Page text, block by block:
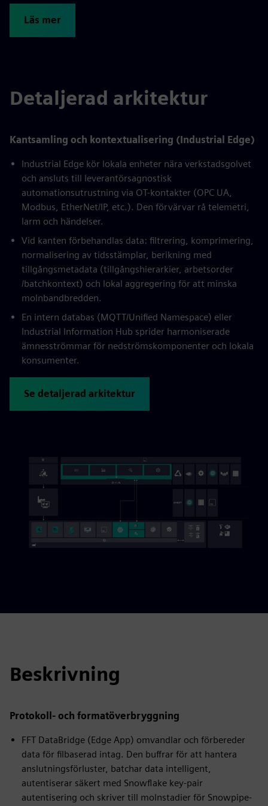
Läs mer
Detaljerad arkitektur
Kantsamling och kontextualisering (Industrial Edge)
Industrial Edge kör lokala enheter nära verkstadsgolvet
och ansluts till leverantörsagnostisk
automationsutrustning via OT-kontakter (OPC UA,
Modbus, EtherNet/IP, etc.). Den förvärvar rå telemetri,
larm och händelser.
Vid kanten förbehandlas data: filtrering, komprimering,
normalisering av tidsstämplar, berikning med
tillgångsmetadata (tillgångshierarkier, arbetsorder
/batchkontext) och lokal aggregering för att minska
molnbandbredden.
En intern databas (MQTT/Unified Namespace) eller
Industrial Information Hub sprider harmoniserade
ämnesströmmar för nedströmskomponenter och lokala
konsumenter.
Se detaljerad arkitektur
Beskrivning
Protokoll- och formatöverbryggning
FFT DataBridge (Edge App) omvandlar och förbereder
data för filbaserad intag. Den buffrar för att hantera
anslutningsförluster, batchar data intelligent,
autentiserar säkert med Snowflake key‑pair
autentisering och skriver till molnstadier för Snowpipe-